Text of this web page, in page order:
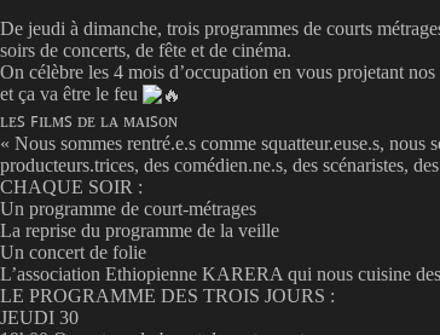
De jeudi à dimanche, trois programmes de courts
soirs de concerts, de fête et de cinéma.
On célèbre les 4 mois d’occupation en vous projetant
et ça va être le feu
ʟᴇꜱ ꜰɪʟᴍꜱ ᴅᴇ ʟᴀ ᴍᴀɪꜱᴏɴ
« Nous sommes rentré.e.s comme squatteur.euse.s, nous
producteurs.trices, des comédien.ne.s, des scénaristes,
CHAQUE SOIR :
Un programme de court-métrages
La reprise du programme de la veille
Un concert de folie
L’association Ethiopienne KARERA qui nous cuisine
LE PROGRAMME DES TROIS JOURS :
JEUDI 30